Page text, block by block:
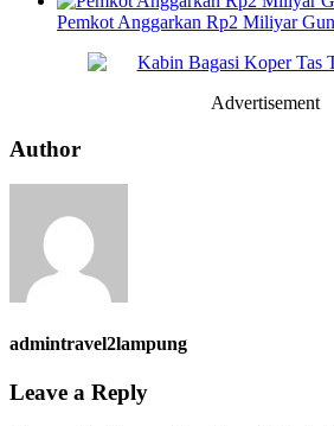
Pemkot Anggarkan Rp2 Miliyar
Advertisement
Author
admintravel2lampung
Leave a Reply